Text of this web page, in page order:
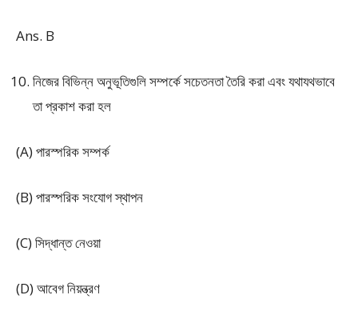
Ans. B
নিজের বিভিন্ন অনুভূতিগুলি সম্পর্কে সচেতনতা তৈরি করা এবং যথাযথভাবে
তা প্রকাশ করা হল
(A) পারস্পরিক সম্পর্ক
(B) পারস্পরিক সংযোগ স্থাপন
(C) সিদ্ধান্ত নেওয়া
(D) আবেগ নিয়ন্ত্রণ